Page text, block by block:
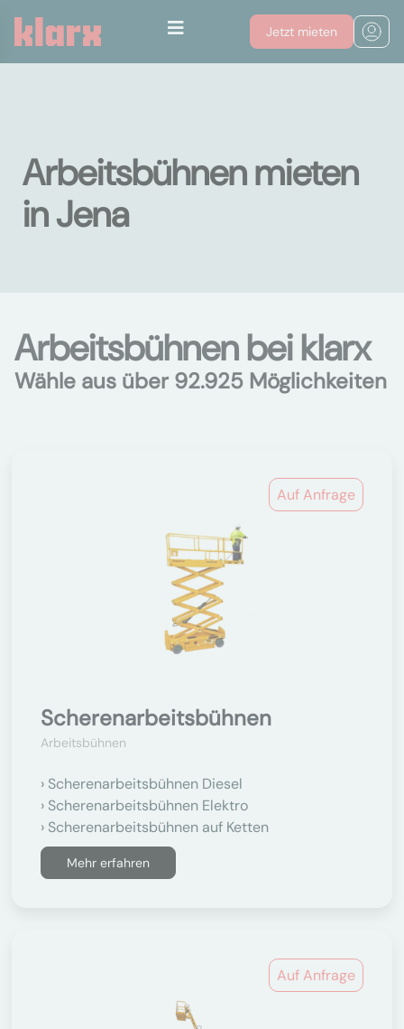
Jetzt mieten
Arbeitsbühnen mieten
in Jena
Arbeitsbühnen bei klarx
Wähle aus über 92.925 Möglichkeiten
Auf Anfrage
Scherenarbeitsbühnen
Arbeitsbühnen
Scherenarbeitsbühnen Diesel
Scherenarbeitsbühnen Elektro
Scherenarbeitsbühnen auf Ketten
Mehr erfahren
Auf Anfrage